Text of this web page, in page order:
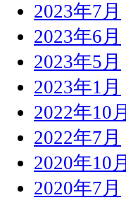
2023年7月
2023年6月
2023年5月
2023年1月
2022年10月
2022年7月
2020年10月
2020年7月